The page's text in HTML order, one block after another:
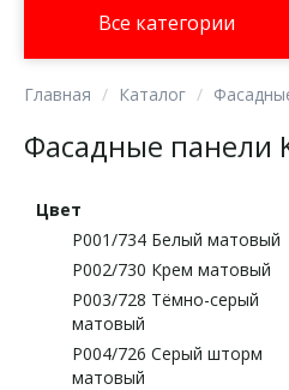
Все категории
Главная Каталог
Фасадные панели
Цвет
P001/734 Белый матовый
P002/730 Крем матовый
P003/728 Тёмно-серый
матовый
P004/726 Серый шторм
матовый